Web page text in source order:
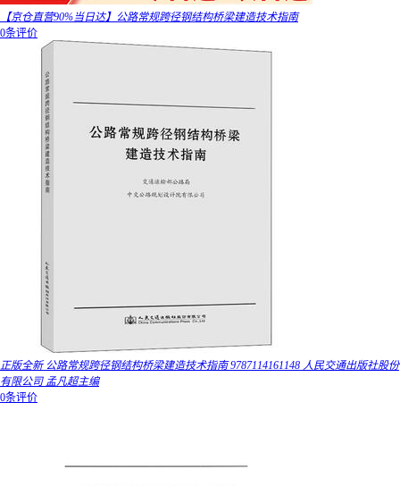
【京仓直营90%当日达】公路常规跨径钢结构桥梁建造技术指南
0条评价
正版全新 公路常规跨径钢结构桥梁建造技术指南 9787114161148 人民交通出版社股份
有限公司 孟凡超主编
0条评价